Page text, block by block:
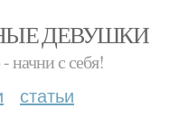
ДЕВУШКИ
начни с себя!
статьи